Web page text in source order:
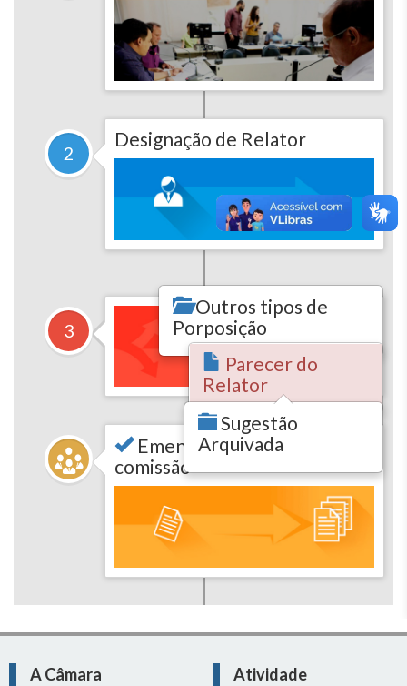
2
Designação de Relator
3
Outros tipos de
Porposição
Parecer do
Relator
Sugestão
Arquivada
Emenda de autoria da
comissão
A Câmara
Atividade